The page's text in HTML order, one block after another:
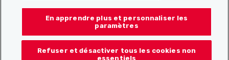
Suis-nous sur les réseaux sociaux :
En apprendre plus et personnaliser les
paramètres
Refuser et désactiver tous les cookies non
essentiels